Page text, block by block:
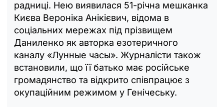
радниці. Нею виявилася 51-річна мешканка
Києва Вероніка Анікієвич, відома в
соціальних мережах під прізвищем
Даниленко як авторка езотеричного
каналу «Лунные часы». Журналісти також
встановили, що її батько має російське
громадянство та відкрито співпрацює з
окупаційним режимом у Генічеську.